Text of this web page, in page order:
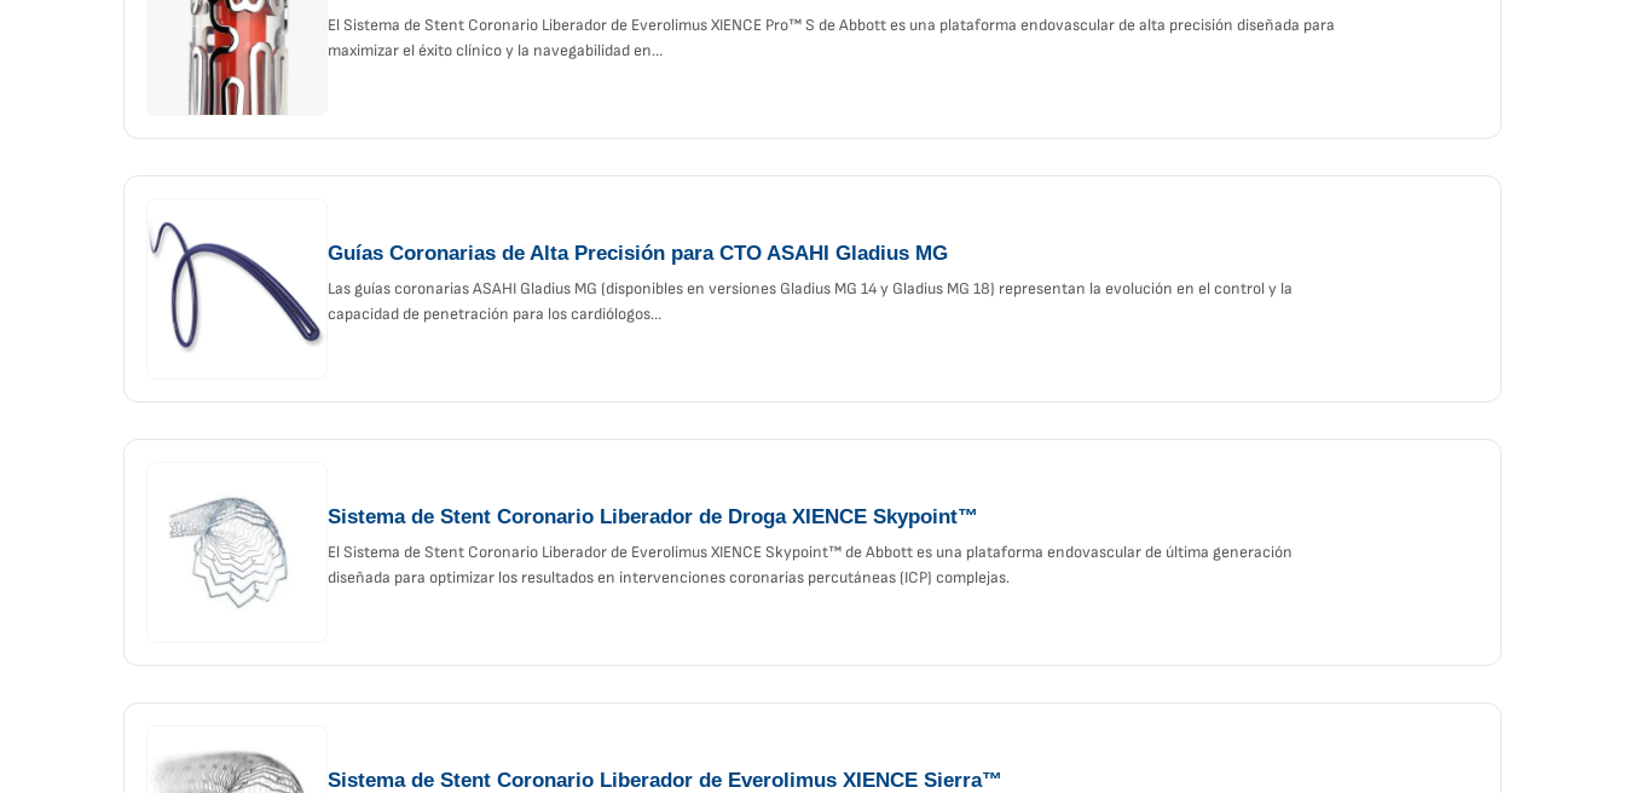
El Sistema de Stent Coronario Liberador de Everolimus XIENCE Pro™ S de Abbott es una plataforma endovascular de alta precisión diseñada para
maximizar el éxito clínico y la navegabilidad en…
Guías Coronarias de Alta Precisión para CTO ASAHI Gladius MG
Las guías coronarias ASAHI Gladius MG (disponibles en versiones Gladius MG 14 y Gladius MG 18) representan la evolución en el control y la
capacidad de penetración para los cardiólogos…
Sistema de Stent Coronario Liberador de Droga XIENCE Skypoint™
El Sistema de Stent Coronario Liberador de Everolimus XIENCE Skypoint™ de Abbott es una plataforma endovascular de última generación
diseñada para optimizar los resultados en intervenciones coronarias percutáneas (ICP) complejas.
Sistema de Stent Coronario Liberador de Everolimus XIENCE Sierra™